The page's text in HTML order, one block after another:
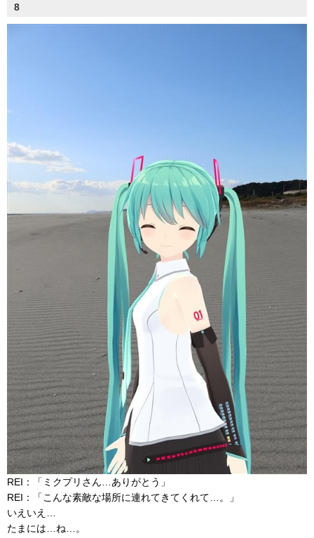
8
REI：「ミクプリさん…ありがとう」
REI：「こんな素敵な場所に連れてきてくれて…。」
いえいえ…
たまには…ね…。